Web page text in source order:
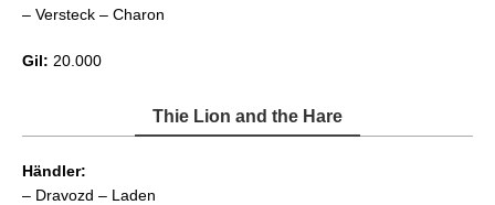
– Versteck – Charon
Gil: 20.000
Thie Lion and the Hare
Händler:
– Dravozd – Laden